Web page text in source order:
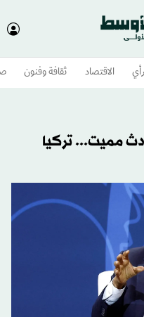
الاقتصاد ثقافة وفنون
مميت... تركيا